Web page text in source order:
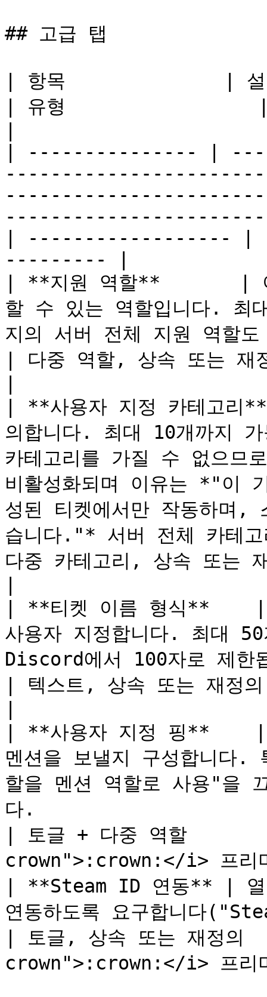
## 고급 탭
| 항목              | 설
| 유형                 | 프
| --------------- |
| ------------------ |
--------- |
| **지원 역할**       | 이
할 수 있는 역할입니다. 최
지의 서버 전체 지원 역할
| 다중 역할, 상속 또는
| **사용자 지정 카테고리
의합니다. 최대 10개까지
카테고리를 가질 수 없으므
비활성화되며 이유는 *"이
성된 티켓에서만 작동하며,
습니다."* 서버 전체 카테
다중 카테고리, 상속 또는
| **티켓 이름 형식**    |
사용자 지정합니다. 최대
Discord에서 100자로 제한
| 텍스트, 상속 또는 재
| **사용자 지정 핑**    |
멘션을 보낼지 구성합니다.
할을 멘션 역할로 사용"을
다.
| 토글 + 다중 역할
crown">:crown:</i> 프리
| **Steam ID 연동** | 열
연동하도록 요구합니다
| 토글, 상속 또는 재
crown">:crown:</i> 프리